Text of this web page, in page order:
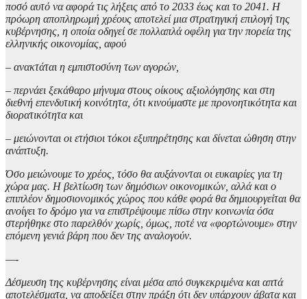
ποσό αυτό να αφορά τις λήξεις από το 2033 έως και το 2041. Η
πρόωρη αποπληρωμή χρέους αποτελεί μια στρατηγική επιλογή της
κυβέρνησης, η οποία οδηγεί σε πολλαπλά οφέλη για την πορεία της
ελληνικής οικονομίας, αφού
– ανακτάται η εμπιστοσύνη των αγορών,
– περνάει ξεκάθαρο μήνυμα στους οίκους αξιολόγησης και στη
διεθνή επενδυτική κοινότητα, ότι κινούμαστε με προνοητικότητα και
διορατικότητα και
– μειώνονται οι ετήσιοι τόκοι εξυπηρέτησης και δίνεται ώθηση στην
ανάπτυξη.
Όσο μειώνουμε το χρέος, τόσο θα αυξάνονται οι ευκαιρίες για τη
χώρα μας. Η βελτίωση των δημόσιων οικονομικών, αλλά και ο
επιπλέον δημοσιονομικός χώρος που κάθε φορά θα δημιουργείται θα
ανοίγει το δρόμο για να επιστρέψουμε πίσω στην κοινωνία όσα
στερήθηκε στο παρελθόν χωρίς, όμως, ποτέ να «φορτώνουμε» στην
επόμενη γενιά βάρη που δεν της αναλογούν.
—-
Δέσμευση της κυβέρνησης είναι μέσα από συγκεκριμένα και απτά
αποτελέσματα, να αποδείξει στην πράξη ότι δεν υπάρχουν άβατα και